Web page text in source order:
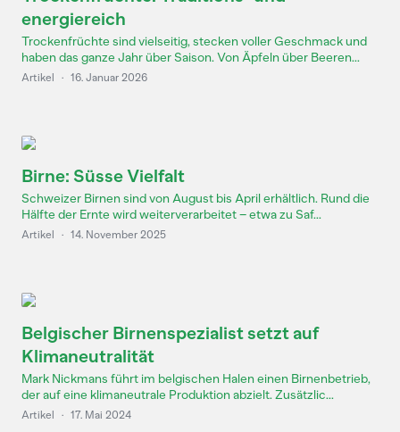
energiereich
Trockenfrüchte sind vielseitig, stecken voller Geschmack und
haben das ganze Jahr über Saison. Von Äpfeln über Beeren...
Artikel · 16. Januar 2026
Birne: Süsse Vielfalt
Schweizer Birnen sind von August bis April erhältlich. Rund die
Hälfte der Ernte wird weiterverarbeitet – etwa zu Saf...
Artikel · 14. November 2025
Belgischer Birnenspezialist setzt auf
Klimaneutralität
Mark Nickmans führt im belgischen Halen einen Birnenbetrieb,
der auf eine klimaneutrale Produktion abzielt. Zusätzlic...
Artikel · 17. Mai 2024